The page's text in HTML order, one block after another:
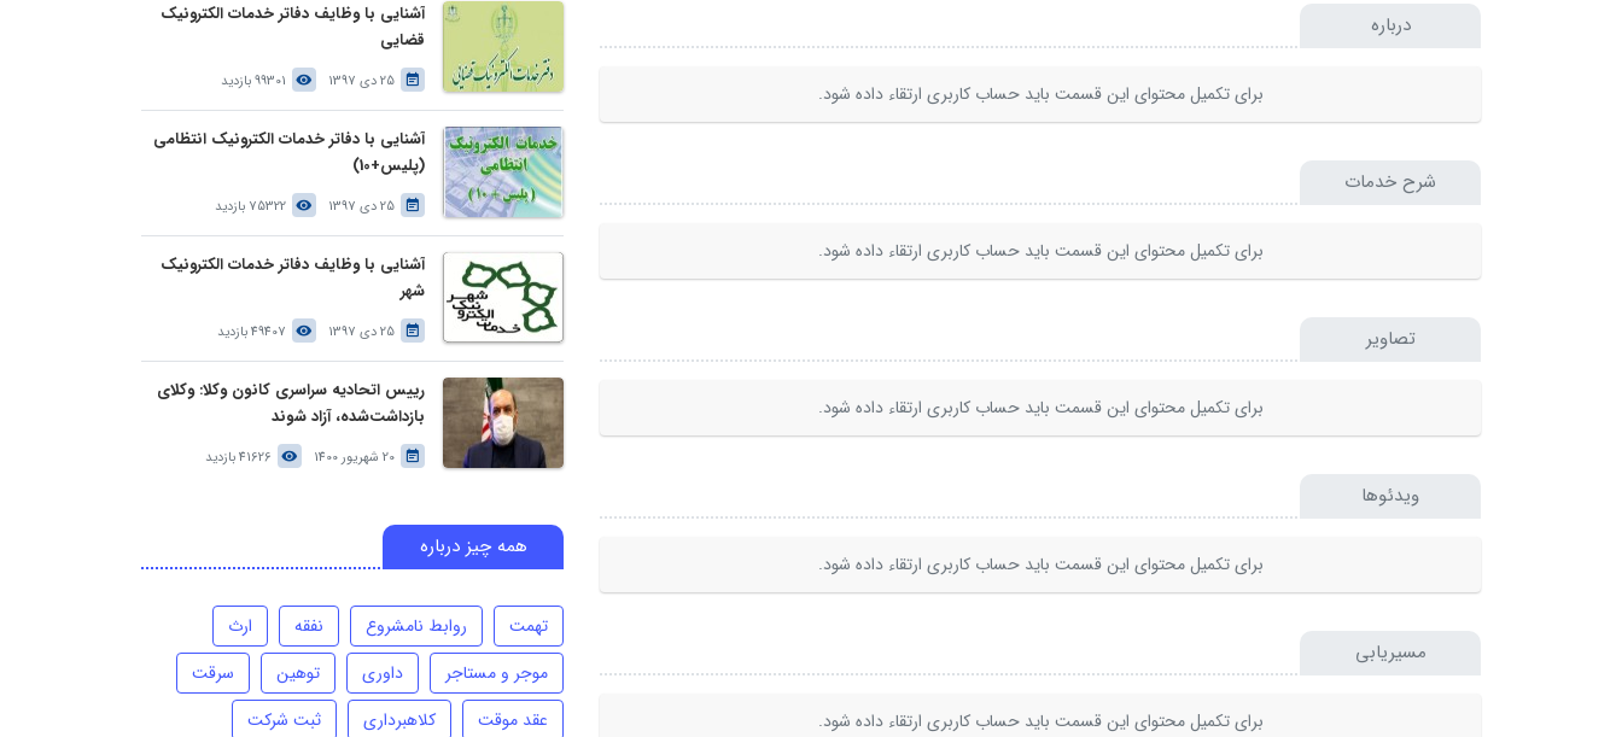
درباره
برای تکمیل محتوای این قسمت باید حساب کاربری ارتقاء داده شود.
شرح خدمات
برای تکمیل محتوای این قسمت باید حساب کاربری ارتقاء داده شود.
تصاویر
برای تکمیل محتوای این قسمت باید حساب کاربری ارتقاء داده شود.
ویدئوها
برای تکمیل محتوای این قسمت باید حساب کاربری ارتقاء داده شود.
مسیریابی
برای تکمیل محتوای این قسمت باید حساب کاربری ارتقاء داده شود.
آشنایی با وظایف دفاتر خدمات الکترونیک
قضایی
25 دی 1397 99301 بازدید
آشنایی با دفاتر خدمات الکترونیک انتظامی
(پلیس+10)
25 دی 1397 75322 بازدید
آشنایی با وظایف دفاتر خدمات الکترونیک
شهر
25 دی 1397 49407 بازدید
رییس اتحادیه سراسری کانون وکلا: وکلای
بازداشت‌شده، آزاد شوند
20 شهریور 1400 41626 بازدید
همه چیز درباره
تهمت روابط نامشروع نفقه
ارث
موجر و مستاجر
داوری توهین
سرقت
عقد موقت
کلاهبرداری
ثبت شرکت